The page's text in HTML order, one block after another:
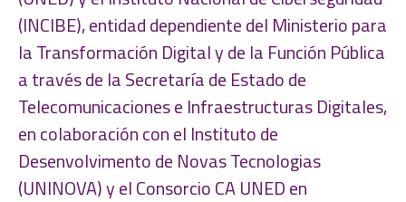
(INCIBE), entidad dependiente del Ministerio para
la Transformación Digital y de la Función Pública
a través de la Secretaría de Estado de
Telecomunicaciones e Infraestructuras Digitales,
en colaboración con el Instituto de
Desenvolvimento de Novas Tecnologias
(UNINOVA) y el Consorcio CA UNED en